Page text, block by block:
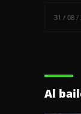
31 / 08 /
Al